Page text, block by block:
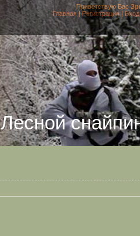
Приветствую Вас
Главная|Регистрация|Вход
Лесной